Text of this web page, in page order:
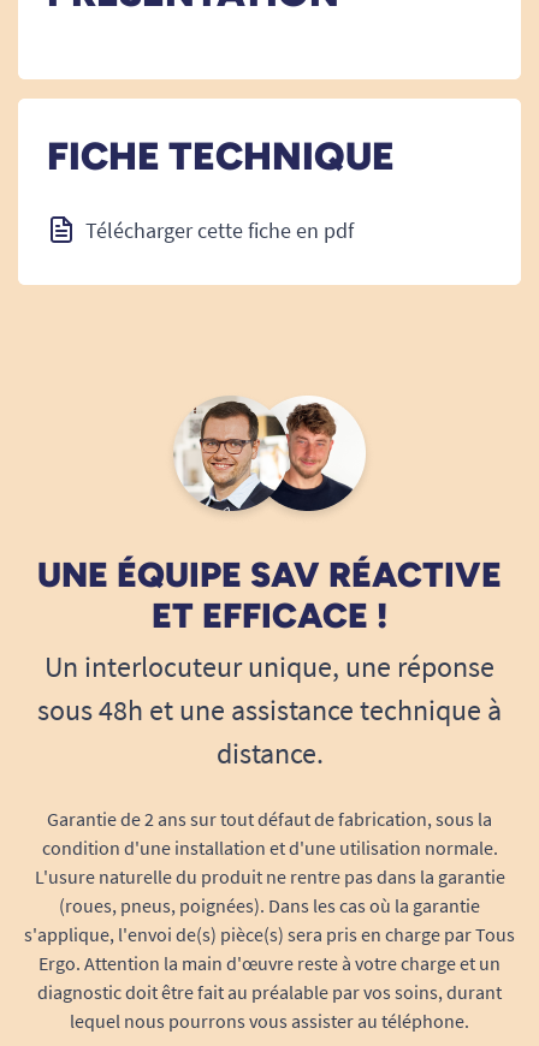
FICHE TECHNIQUE
Télécharger cette fiche en pdf
UNE ÉQUIPE SAV RÉACTIVE
ET EFFICACE !
Un interlocuteur unique, une réponse
sous 48h et une assistance technique à
distance.
Garantie de 2 ans sur tout défaut de fabrication, sous la
condition d'une installation et d'une utilisation normale.
L'usure naturelle du produit ne rentre pas dans la garantie
(roues, pneus, poignées). Dans les cas où la garantie
s'applique, l'envoi de(s) pièce(s) sera pris en charge par Tous
Ergo. Attention la main d'œuvre reste à votre charge et un
diagnostic doit être fait au préalable par vos soins, durant
lequel nous pourrons vous assister au téléphone.